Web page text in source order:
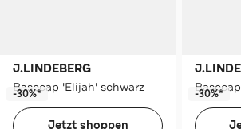
J.LINDEBERG
Basecap 'Elijah' schwarz
-30%*
Jetzt shoppen
-30%*